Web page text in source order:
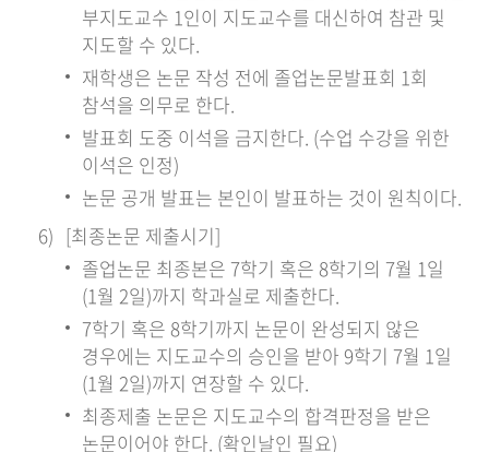
부지도교수 1인이 지도교수를 대신하여 참관 및
지도할 수 있다.
재학생은 논문 작성 전에 졸업논문발표회 1회
참석을 의무로 한다.
발표회 도중 이석을 금지한다. (수업 수강을 위한
이석은 인정)
논문 공개 발표는 본인이 발표하는 것이 원칙이다.
[최종논문 제출시기]
졸업논문 최종본은 7학기 혹은 8학기의 7월 1일
(1월 2일)까지 학과실로 제출한다.
7학기 혹은 8학기까지 논문이 완성되지 않은
경우에는 지도교수의 승인을 받아 9학기 7월 1일
(1월 2일)까지 연장할 수 있다.
최종제출 논문은 지도교수의 합격판정을 받은
논문이어야 한다. (확인날인 필요)